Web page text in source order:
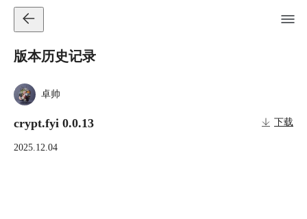
版本历史记录
卓帅
crypt.fyi 0.0.13 下载
2025.12.04